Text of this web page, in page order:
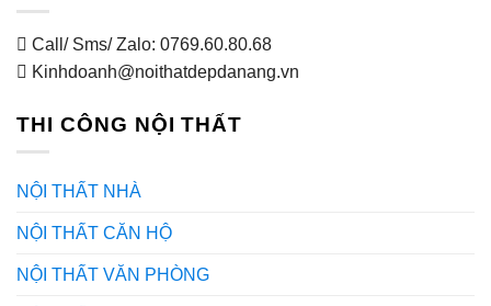
Call/ Sms/ Zalo: 0769.60.80.68
Kinhdoanh@noithatdepdanang.vn
THI CÔNG NỘI THẤT
NỘI THẤT NHÀ
NỘI THẤT CĂN HỘ
NỘI THẤT VĂN PHÒNG